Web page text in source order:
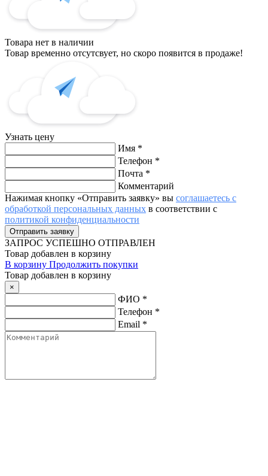
Товара нет в наличии
Товар временно отсутсвует, но скоро появится в продаже!
Узнать цену
Имя *
Телефон *
Почта *
Комментарий
Нажимая кнопку «Отправить заявку» вы соглашаетесь с
обработкой персональных данных в соответствии с
политикой конфиденциальности
ЗАПРОС УСПЕШНО ОТПРАВЛЕН
Товар добавлен в корзину
В корзину Продолжить покупки
Товар добавлен в корзину
×
ФИО *
Телефон *
Email *